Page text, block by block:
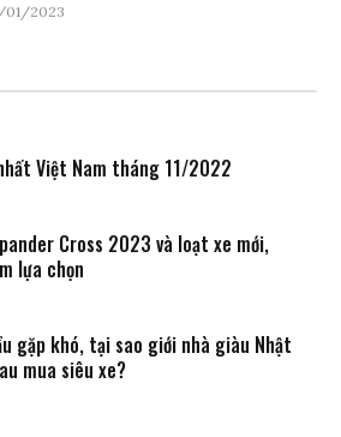
01/2023
Việt Nam tháng 11/2022
Cross 2023 và loạt xe mới,
lựa chọn
gặp khó, tại sao giới nhà giàu Nhật
mua siêu xe?